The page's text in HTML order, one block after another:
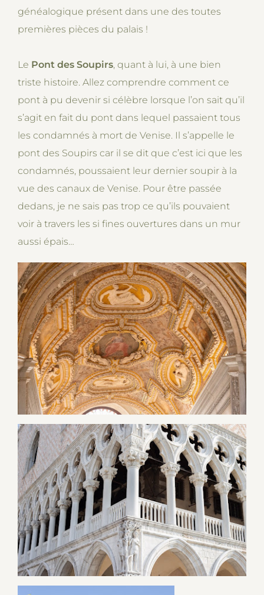
généalogique présent dans une des toutes
premières pièces du palais !
Le Pont des Soupirs, quant à lui, à une bien
triste histoire. Allez comprendre comment ce
pont à pu devenir si célèbre lorsque l’on sait qu’il
s’agit en fait du pont dans lequel passaient tous
les condamnés à mort de Venise. Il s’appelle le
pont des Soupirs car il se dit que c’est ici que les
condamnés, poussaient leur dernier soupir à la
vue des canaux de Venise. Pour être passée
dedans, je ne sais pas trop ce qu’ils pouvaient
voir à travers les si fines ouvertures dans un mur
aussi épais…